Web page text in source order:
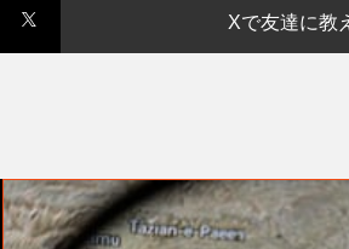
Xで友達に教